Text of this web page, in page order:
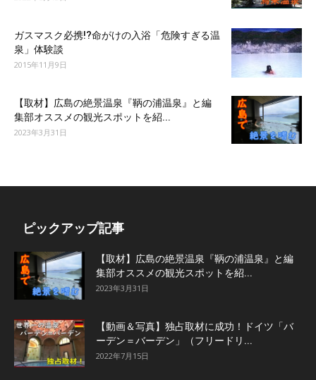
ガスマスク必携!?命がけの入浴「危険すぎる温
泉」体験談
2015年11月9日
【取材】広島の絶景温泉『鞆の浦温泉』と編
集部オススメの観光スポットを紹...
2023年3月31日
ピックアップ記事
【取材】広島の絶景温泉『鞆の浦温泉』と編
集部オススメの観光スポットを紹...
2023年3月31日
【動画＆写真】独占取材に成功！ドイツ「バ
ーデン＝バーデン」（フリードリ...
2022年7月15日